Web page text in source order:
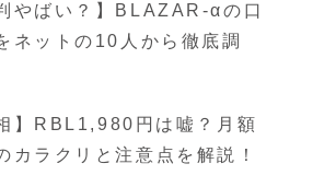
やばい？】BLAZAR-αの口
ネットの10人から徹底調
】RBL1,980円は嘘？月額
カラクリと注意点を解説！